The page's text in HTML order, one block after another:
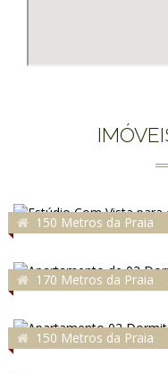
150 Metros da Praia
170 Metros da Praia
150 Metros da Praia